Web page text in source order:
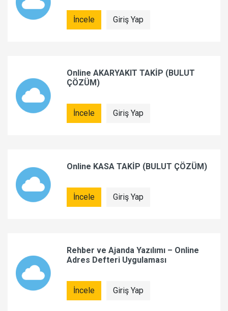
İncele Giriş Yap
Online AKARYAKIT TAKİP (BULUT
ÇÖZÜM)
İncele Giriş Yap
Online KASA TAKİP (BULUT ÇÖZÜM)
İncele Giriş Yap
Rehber ve Ajanda Yazılımı – Online
Adres Defteri Uygulaması
İncele Giriş Yap